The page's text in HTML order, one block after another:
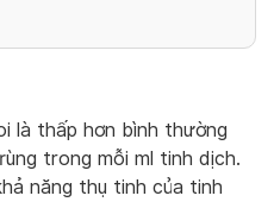
là thấp hơn bình thường
trong mỗi ml tinh dịch.
năng thụ tinh của tinh